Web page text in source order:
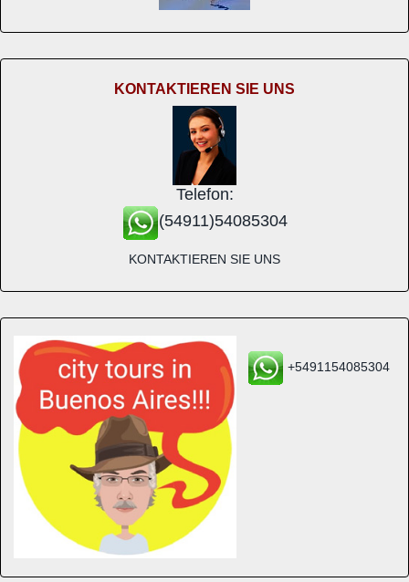
KONTAKTIEREN SIE UNS
Telefon:
(54911)54085304
KONTAKTIEREN SIE UNS
+5491154085304